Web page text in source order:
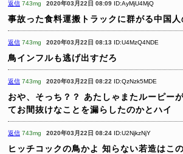
返信 743mg 2020年03月22日 08:09 ID:AyMjU4MjQ
事故った食料運搬トラックに群がる中国
返信 743mg 2020年03月22日 08:13 ID:U4MzQ4NDE
鳥インフルも逃げ出すだろ
返信 743mg 2020年03月22日 08:22 ID:QzNzk5MDE
おや、そっち？？
あたしゃまたルーピー
てお間抜けなことを漏らしたのかとハイ
返信 743mg 2020年03月22日 08:24 ID:U2NjkzNjY
ヒッチコックの鳥かよ 知らない若造はこ